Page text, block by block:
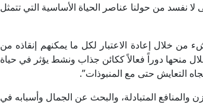
لا نفسد من حولنا عناصر الحياة الأساسية التي تتمثل
خلال إعادة الاعتبار لكل ما يمكنهم إنقاذه من
منحها دوراً فعالاً ككائن جذاب ونشط يؤثر في حياة
التعايش حتى مع المنبوذات”.
المتبادلة، والبحث عن الجمال وأسبابه في